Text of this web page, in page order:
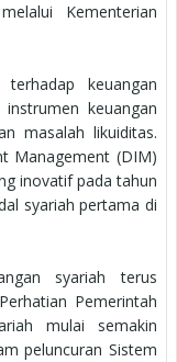
Kementerian
terhadap keuangan
keuangan
masalah likuiditas.
Management (DIM)
inovatif pada tahun
syariah pertama di
syariah terus
Pemerintah
mulai semakin
peluncuran Sistem